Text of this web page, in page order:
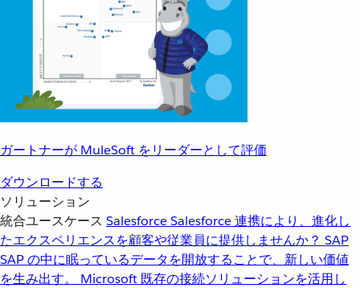
ガートナーが MuleSoft をリーダーとして評価
ダウンロードする
ソリューション
統合ユースケース SalesforceSalesforce 連携により、進化し
たエクスペリエンスを顧客や従業員に提供しませんか？ SAP
SAP の中に眠っているデータを開放することで、新しい価値
を生み出す。
Microsoft 既存の接続ソリューションを活用し